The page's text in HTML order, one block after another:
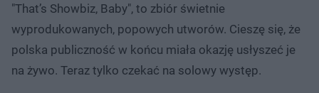
"That’s Showbiz, Baby", to zbiór świetnie
wyprodukowanych, popowych utworów. Cieszę się, że
polska publiczność w końcu miała okazję usłyszeć je
na żywo. Teraz tylko czekać na solowy występ.